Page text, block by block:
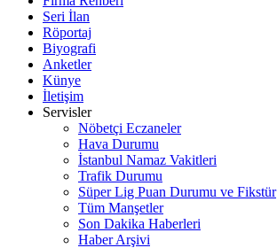
Seri İlan
Röportaj
Biyografi
Anketler
Künye
İletişim
Servisler
Nöbetçi Eczaneler
Hava Durumu
İstanbul Namaz Vakitleri
Trafik Durumu
Süper Lig Puan Durumu ve Fikstür
Tüm Manşetler
Son Dakika Haberleri
Haber Arşivi